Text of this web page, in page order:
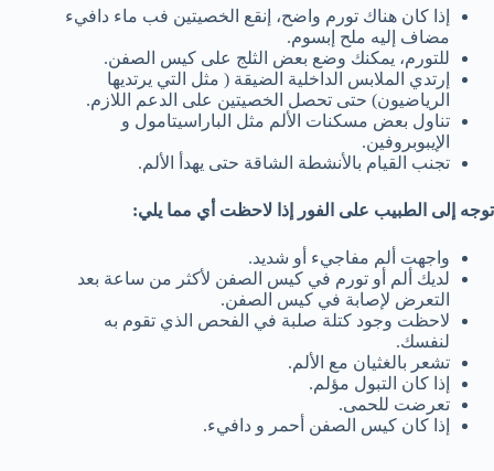
إذا كان هناك تورم واضح، إنقع الخصيتين فب ماء دافيء
مضاف إليه ملح إبسوم.
للتورم، يمكنك وضع بعض الثلج على كيس الصفن.
إرتدي الملابس الداخلية الضيقة ( مثل التي يرتديها
الرياضيون) حتى تحصل الخصيتين على الدعم اللازم.
تناول بعض مسكنات الألم مثل الباراسيتامول و
الإيبوبروفين.
تجنب القيام بالأنشطة الشاقة حتى يهدأ الألم.
توجه إلى الطبيب على الفور إذا لاحظت أي مما يلي:
واجهت ألم مفاجيء أو شديد.
لديك ألم أو تورم في كيس الصفن لأكثر من ساعة بعد
التعرض لإصابة في كيس الصفن.
لاحظت وجود كتلة صلبة في الفحص الذي تقوم به
لنفسك.
تشعر بالغثيان مع الألم.
إذا كان التبول مؤلم.
تعرضت للحمى.
إذا كان كيس الصفن أحمر و دافيء.